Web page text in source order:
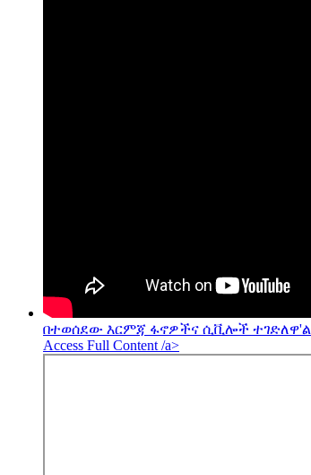
በተወሰደው እርምጃ ፋኖዎችና ሲቪሎች
Access Full Content /a>